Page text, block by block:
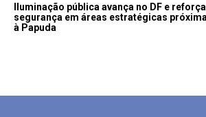
Iluminação pública avança no DF e reforça
segurança em áreas estratégicas
à Papuda